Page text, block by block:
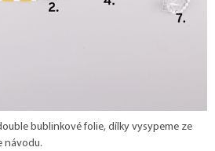
bublinkové folie, dílky vysypeme ze
návodu.